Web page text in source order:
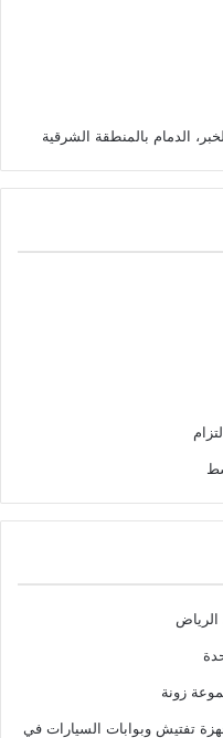
الدمام بالمنطقة الشرقية
الرياض
زونة
تفتيش وبوابات السيارات في